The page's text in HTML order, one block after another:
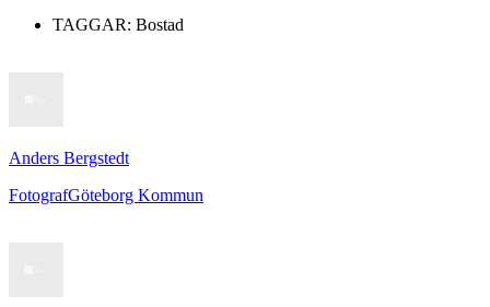
TAGGAR: Bostad
Anders Bergstedt
FotografGöteborg Kommun